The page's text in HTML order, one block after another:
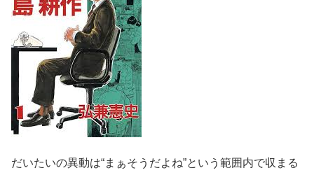
だいたいの異動は“まぁそうだよね”という範囲内で収まる